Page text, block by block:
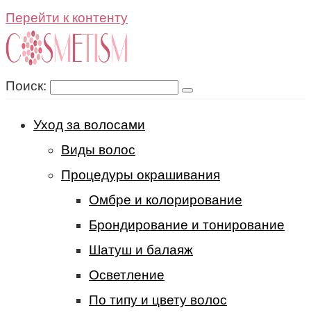
Перейти к контенту
Поиск:
Уход за волосами
Виды волос
Процедуры окрашивания
Омбре и колорирование
Брондирование и тонирование
Шатуш и балаяж
Осветление
По типу и цвету волос